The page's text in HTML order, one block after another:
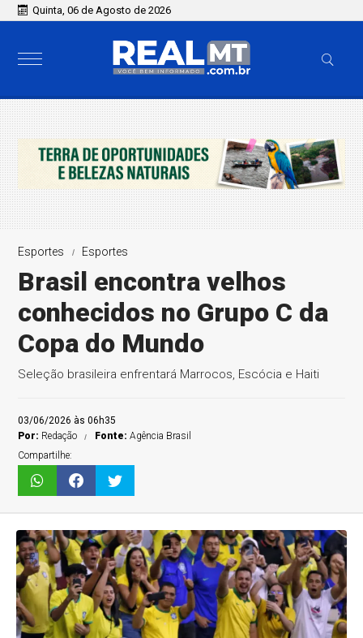
Quinta, 06 de Agosto de 2026
Esportes Esportes
Brasil encontra velhos
conhecidos no Grupo C da
Copa do Mundo
Seleção brasileira enfrentará Marrocos, Escócia e Haiti
03/06/2026 às 06h35
Por: Redação Fonte:Agência Brasil
Compartilhe: